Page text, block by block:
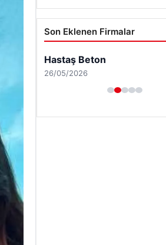
Son Eklenen Firmalar
26/05/2026